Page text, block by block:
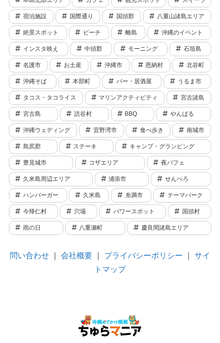
宿泊施設 国際通り 国頭郡 八重山諸島エリア
絶景スポット ビーチ 離島 沖縄のイベント
インスタ映え 中頭郡 モーニング 石垣島
名護市 お土産 沖縄市 恩納村 北谷町
沖縄そば 本部町 バー・居酒屋 うるま市
タコス・タコライス マリンアクティビティ 宮古諸島
宮古島 読谷村 BBQ やんばる
沖縄ウェディング 宜野湾市 食べ歩き 南城市
島尻郡 ステーキ キャンプ・グランピング
豊見城市 コザエリア 夜パフェ
久米島周辺エリア 浦添市 せんべろ
ハンバーガー 久米島 糸満市 テーマパーク
今帰仁村 穴場 パワースポット 国頭村
雨の日 八重瀬町 慶良間諸島エリア
問い合わせ 会社概要 プライバシーポリシー
サイ
トマップ